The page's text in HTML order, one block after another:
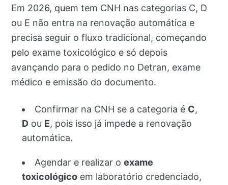
Em 2026, quem tem CNH nas categorias C, D
ou E não entra na renovação automática e
precisa seguir o fluxo tradicional, começando
pelo exame toxicológico e só depois
avançando para o pedido no Detran, exame
médico e emissão do documento.
Confirmar na CNH se a categoria é C,
Dou E, pois isso já impede a renovação
automática.
Agendar e realizar o exame
toxicológicoem laboratório credenciado,